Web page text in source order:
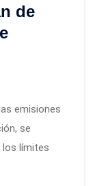
de
emisiones
se
los límites